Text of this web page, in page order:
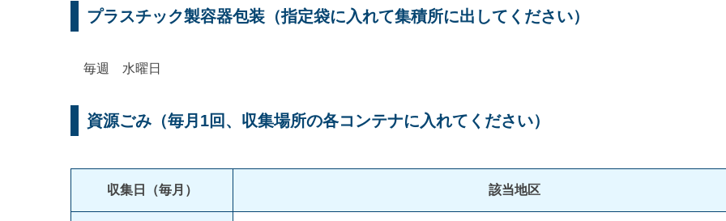
プラスチック製容器包装（指定袋に入れて集積所に出してください）
毎週 水曜日
資源ごみ（毎月1回、収集場所の各コンテナに入れてください）
収集日（毎月） 該当地区